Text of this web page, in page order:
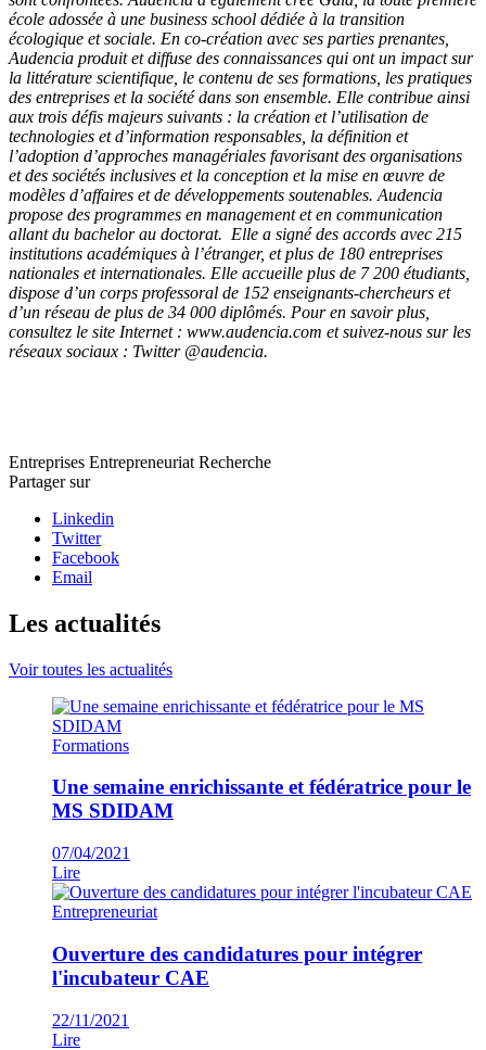
école adossée à une business school dédiée à la transition
écologique et sociale. En co-création avec ses parties prenantes,
Audencia produit et diffuse des connaissances qui ont un impact sur
la littérature scientifique, le contenu de ses formations, les pratiques
des entreprises et la société dans son ensemble. Elle contribue ainsi
aux trois défis majeurs suivants : la création et l’utilisation de
technologies et d’information responsables, la définition et
l’adoption d’approches managériales favorisant des organisations
et des sociétés inclusives et la conception et la mise en œuvre de
modèles d’affaires et de développements soutenables. Audencia
propose des programmes en management et en communication
allant du bachelor au doctorat. Elle a signé des accords avec 215
institutions académiques à l’étranger, et plus de 180 entreprises
nationales et internationales. Elle accueille plus de 7 200 étudiants,
dispose d’un corps professoral de 152 enseignants-chercheurs et
d’un réseau de plus de 34 000 diplômés. Pour en savoir plus,
consultez le site Internet : www.audencia.com et suivez-nous sur les
réseaux sociaux : Twitter @audencia.
Entreprises Entrepreneuriat Recherche
Partager sur
Linkedin
Twitter
Facebook
Email
Les actualités
Voir toutes les actualités
Formations
Une semaine enrichissante et fédératrice pour le
MS SDIDAM
07/04/2021
Lire
Entrepreneuriat
Ouverture des candidatures pour intégrer
l'incubateur CAE
22/11/2021
Lire